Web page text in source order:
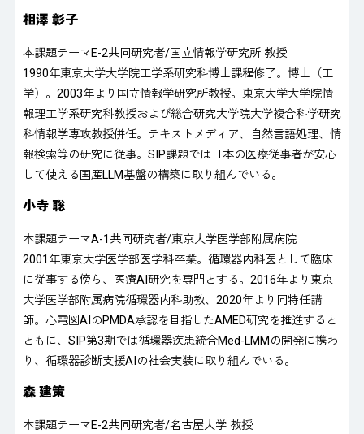
相澤 彰子
本課題テーマE-2共同研究者/国立情報学研究所 教授
1990年東京大学大学院工学系研究科博士課程修了。博士（工
学）。2003年より国立情報学研究所教授。東京大学大学院情
報理工学系研究科教授および総合研究大学院大学複合科学研究
科情報学専攻教授併任。テキストメディア、自然言語処理、情
報検索等の研究に従事。SIP課題では日本の医療従事者が安心
して使える国産LLM基盤の構築に取り組んでいる。
小寺 聡
本課題テーマA-1共同研究者/東京大学医学部附属病院
2001年東京大学医学部医学科卒業。循環器内科医として臨床
に従事する傍ら、医療AI研究を専門とする。2016年より東京
大学医学部附属病院循環器内科助教、2020年より同特任講
師。心電図AIのPMDA承認を目指したAMED研究を推進すると
ともに、SIP第3期では循環器疾患統合Med-LMMの開発に携わ
り、循環器診断支援AIの社会実装に取り組んでいる。
森 建策
本課題テーマE-2共同研究者/名古屋大学 教授